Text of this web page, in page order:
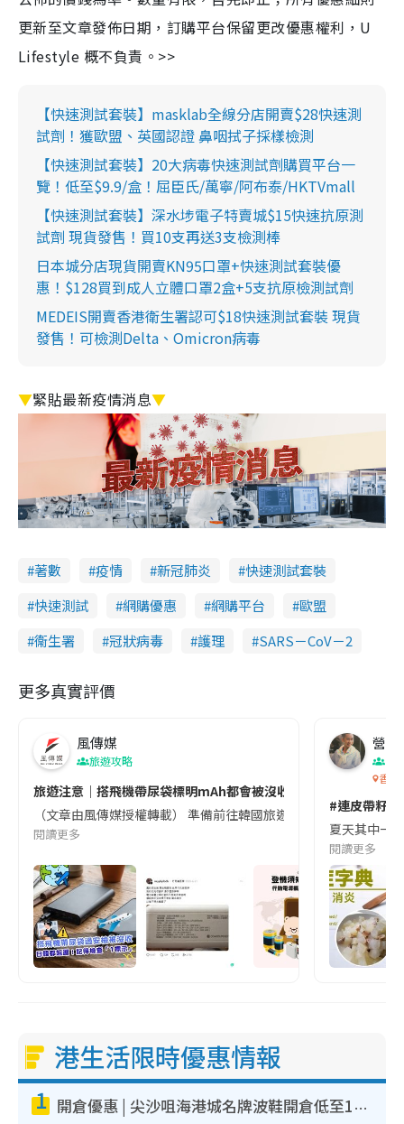
更新至文章發佈日期，訂購平台保留更改優惠權利，U
Lifestyle 概不負責。>>
【快速測試套裝】masklab全線分店開賣$28快速測
試劑！獲歐盟、英國認證 鼻咽拭子採樣檢測
【快速測試套裝】20大病毒快速測試劑購買平台一
覽！低至$9.9/盒！屈臣氏/萬寧/阿布泰/HKTVmall
【快速測試套裝】深水埗電子特賣城$15快速抗原測
試劑 現貨發售！買10支再送3支檢測棒
日本城分店現貨開賣KN95口罩+快速測試套裝優
惠！$128買到成人立體口罩2盒+5支抗原檢測試劑
MEDEIS開賣香港衛生署認可$18快速測試套裝 現貨
發售！可檢測Delta、Omicron病毒
▼緊貼最新疫情消息▼
著數 疫情 新冠肺炎
快速測試套裝
快速測試
網購優惠 網購平台
歐盟
衞生署
冠狀病毒 護理 SARS－CoV－2
更多真實評價
風傳媒
旅遊攻略
旅遊注意｜搭飛機帶尿袋標明mAh都會被沒收😱出發前切記檢查
（文章由風傳媒授權轉載） 準備前往韓國旅遊的民眾，近期要
閱讀更多
營養
香港
#連皮帶籽
夏天其中一
閱讀更多
港生活限時優惠情報
1 開倉優惠 | 尖沙咀海港城名牌波鞋開倉低至1折！On鞋$899起／Joy&Peace鞋履$98起